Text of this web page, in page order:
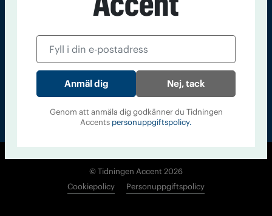
nummer av
© Tidningen Accent 2026
Cookiepolicy
Personuppgiftspolicy
Nej, tack
Genom att anmäla dig godkänner du Tidningen
Accents personuppgiftspolicy.